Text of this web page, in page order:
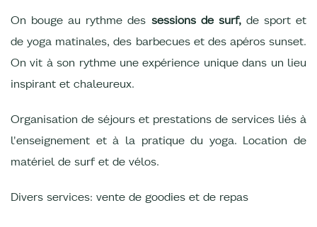
On bouge au rythme des sessions de surf,de sport et
de yoga matinales, des barbecues et des apéros sunset.
On vit à son rythme une expérience unique dans un lieu
inspirant et chaleureux.
Organisation de séjours et prestations de services liés à
l'enseignement et à la pratique du yoga. Location de
matériel de surf et de vélos.
Divers services: vente de goodies et de repas